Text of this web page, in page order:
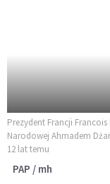
Prezydent Francji
Narodowej Ahmadem
12 lat temu
PAP / mh